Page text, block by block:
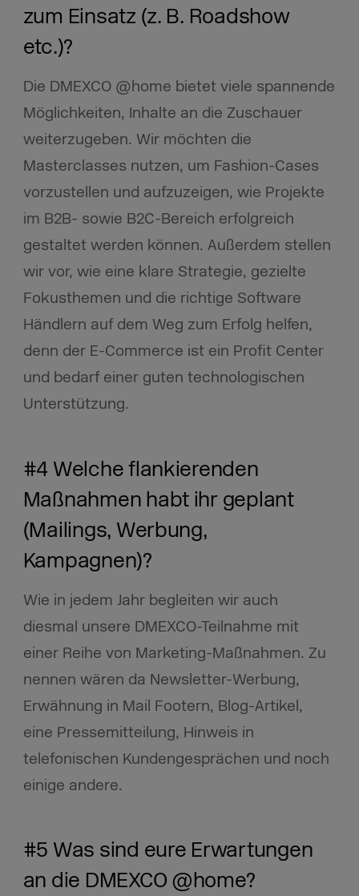
zum Einsatz (z. B. Roadshow
etc.)?
Die DMEXCO @home bietet viele spannende
Möglichkeiten, Inhalte an die Zuschauer
weiterzugeben. Wir möchten die
Masterclasses nutzen, um Fashion-Cases
vorzustellen und aufzuzeigen, wie Projekte
im B2B- sowie B2C-Bereich erfolgreich
gestaltet werden können. Außerdem stellen
wir vor, wie eine klare Strategie, gezielte
Fokusthemen und die richtige Software
Händlern auf dem Weg zum Erfolg helfen,
denn der E-Commerce ist ein Profit Center
und bedarf einer guten technologischen
Unterstützung.
#4 Welche flankierenden
Maßnahmen habt ihr geplant
(Mailings, Werbung,
Kampagnen)?
Wie in jedem Jahr begleiten wir auch
diesmal unsere DMEXCO-Teilnahme mit
einer Reihe von Marketing-Maßnahmen. Zu
nennen wären da Newsletter-Werbung,
Erwähnung in Mail Footern, Blog-Artikel,
eine Pressemitteilung, Hinweis in
telefonischen Kundengesprächen und noch
einige andere.
#5 Was sind eure Erwartungen
an die DMEXCO @home?